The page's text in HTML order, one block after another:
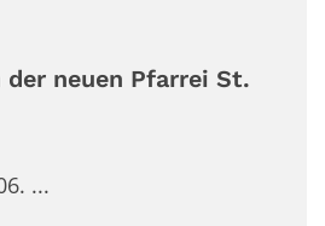
neuen Pfarrei St.
...